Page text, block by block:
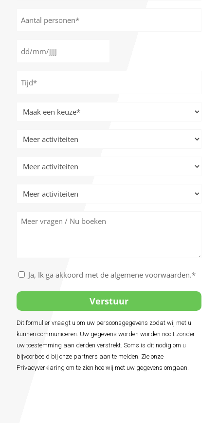
personen
DD
MM
slash
Meer
activiteiten
Meer
activiteiten
Meer
activiteiten
Meer
activiteiten
Meer
vragen
Akkoord
de
algemene
voorwaarden
*
Ja, Ik ga akkoord met de algemene voorwaarden.*
Dit formulier vraagt u om uw persoonsgegevens zodat wij met u
kunnen communiceren. Uw gegevens worden worden nooit zonder
uw toestemming aan derden verstrekt. Soms is dit nodig om u
bijvoorbeeld bij onze partners aan te melden. Zie onze
Privacyverklaring om te zien hoe wij met uw gegevens omgaan.